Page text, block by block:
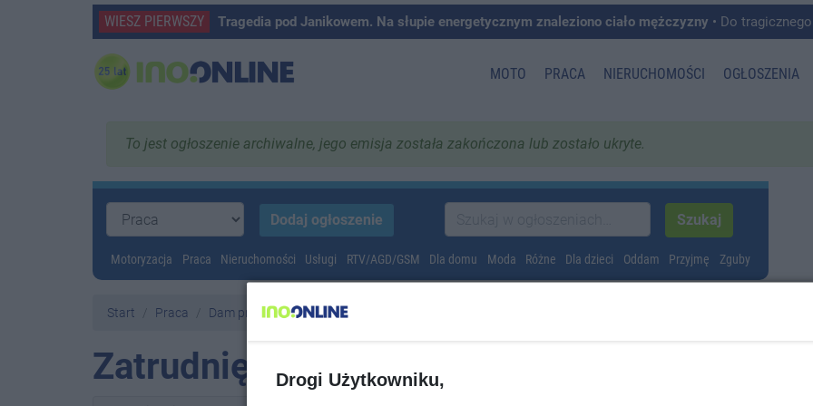
WIESZ PIERWSZY Tragedia pod Janikowem. Na słupie energetycznym znaleziono ciało mężczyzny • Do tragicznego zdarzenia doszło
MOTO PRACA NIERUCHOMOŚCI OGŁOSZENIA
To jest ogłoszenie archiwalne, jego emisja została zakończona lub zostało ukryte.
Motoryzacja Praca Nieruchomości Usługi RTV/AGD/GSM Dla domu Moda Różne Dla dzieci Oddam Przyjmę Zguby
Start Praca Dam pracę
Zatrudnię Drogi Użytkowniku,